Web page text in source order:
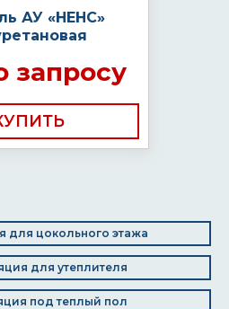
АУ «НЕНС»
запросу
для цокольного этажа
для утеплителя
под теплый пол